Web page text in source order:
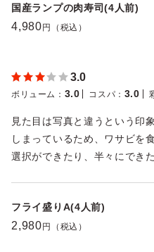
国産ランプの肉寿司(4人前)
4,980 円（税込）
3.0
ボリューム ： 3.0 コスパ ： 3.0
見た目は写真と違うという印
しまっているため、ワサビを
選択ができたり、半々にでき
フライ盛りA(4人前)
2,980 円（税込）